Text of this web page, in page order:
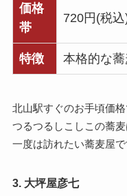
価格
帯
720円(税
特徴 本格的な
北山駅すぐのお手頃価
つるつるしこしこの蕎麦
一度は訪れたい蕎麦屋で
3. 大坪屋彦七